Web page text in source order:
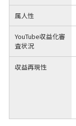
属人性
YouTube収益化審
査状況
収益再現性